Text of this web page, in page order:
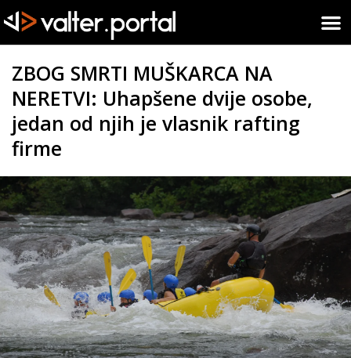
ZBOG SMRTI MUŠKARCA NA
NERETVI: Uhapšene dvije osobe,
jedan od njih je vlasnik rafting
firme